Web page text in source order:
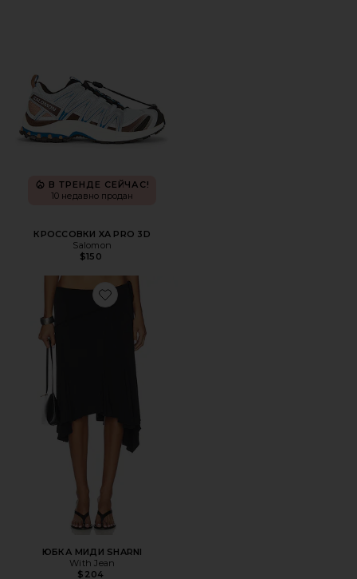
В ТРЕНДЕ СЕЙЧАС!
10 недавно продан
КРОССОВКИ XA PRO 3D
Salomon
$150
Favorite ЮБКА МИДИ SHARNI
ЮБКА МИДИ SHARNI
With Jean
$204